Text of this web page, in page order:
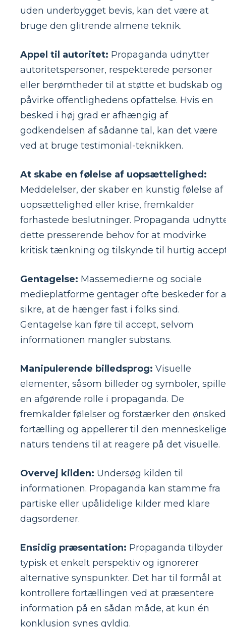
uden underbygget bevis, kan det være at
bruge den glitrende almene teknik.
Appel til autoritet: Propaganda udnytter
autoritetspersoner, respekterede personer
eller berømtheder til at støtte et budskab og
påvirke offentlighedens opfattelse. Hvis en
besked i høj grad er afhængig af
godkendelsen af ​​sådanne tal, kan det være
ved at bruge testimonial-teknikken.
At skabe en følelse af uopsættelighed:
Meddelelser, der skaber en kunstig følelse af
uopsættelighed eller krise, fremkalder
forhastede beslutninger. Propaganda
dette presserende behov for at modvirke
kritisk tænkning og tilskynde til hurtig
Gentagelse: Massemedierne og sociale
medieplatforme gentager ofte beskeder for
sikre, at de hænger fast i folks sind.
Gentagelse kan føre til accept, selvom
informationen mangler substans.
Manipulerende billedsprog: Visuelle
elementer, såsom billeder og symboler,
en afgørende rolle i propaganda. De
fremkalder følelser og forstærker den
fortælling og appellerer til den menneskelige
naturs tendens til at reagere på det visuelle.
Overvej kilden: Undersøg kilden til
informationen. Propaganda kan stamme fra
partiske eller upålidelige kilder med klare
dagsordener.
Ensidig præsentation: Propaganda tilbyder
typisk et enkelt perspektiv og ignorerer
alternative synspunkter. Det har til formål at
kontrollere fortællingen ved at præsentere
information på en sådan måde, at kun én
konklusion synes gyldig.